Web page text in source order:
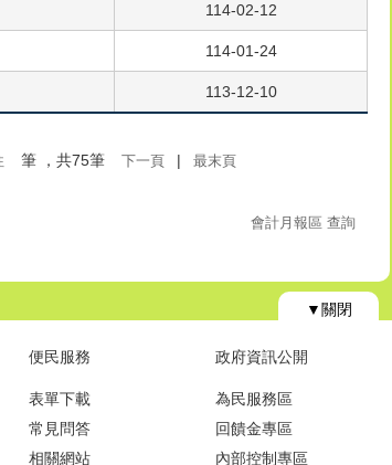
114-02-12
114-01-24
113-12-10
筆 ，共75筆 下一頁 | 最末頁
會計月報區 查詢
▼關閉
便民服務
表單下載
常見問答
相關網站
政府資訊公開
為民服務區
回饋金專區
內部控制專區